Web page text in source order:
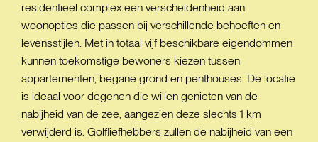
residentieel complex een verscheidenheid aan
woonopties die passen bij verschillende behoeften en
levensstijlen. Met in totaal vijf beschikbare eigendommen
kunnen toekomstige bewoners kiezen tussen
appartementen, begane grond en penthouses. De locatie
is ideaal voor degenen die willen genieten van de
nabijheid van de zee, aangezien deze slechts 1 km
verwijderd is. Golfliefhebbers zullen de nabijheid van een